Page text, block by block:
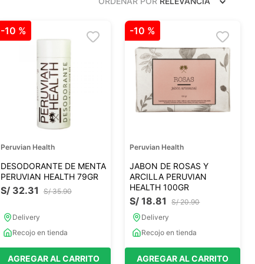
Frutos Deshidratados
Ver todo
Mieles
Mermeladas
Ver todo
Barritas Veganas
Barritas Naturales
-10 %
Peruvian Health
DESODORANTE DE MENTA
PERUVIAN HEALTH 79GR
S/ 35.90
S/ 32.31
Delivery
Recojo en tienda
AGREGAR AL CARRITO
-10 %
Peruvian Health
JABON DE ROSAS Y
ARCILLA PERUVIAN
HEALTH 100GR
S/ 20.90
S/ 18.81
Delivery
Recojo en tienda
AGREGAR AL CARRITO